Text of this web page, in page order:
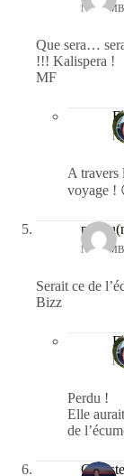
Que sera…
!!! Kalispera !
MF
A travers
voyage !
Serait ce de
Bizz
Perdu !
Elle
de